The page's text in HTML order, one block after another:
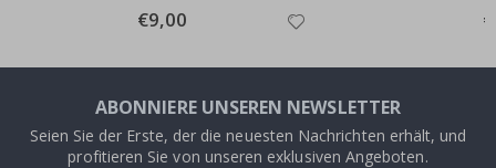
Special
Price
€9,00
ABONNIERE UNSEREN NEWSLETTER
Seien Sie der Erste, der die neuesten Nachrichten erhält, und
profitieren Sie von unseren exklusiven Angeboten.